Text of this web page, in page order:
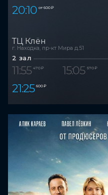
20:10 от 600 ₽
ТЦ Клён
г. Находка, пр-кт Мира д.51
2 зал
11:55 470 ₽ 15:05 570 ₽
21:25 600 ₽